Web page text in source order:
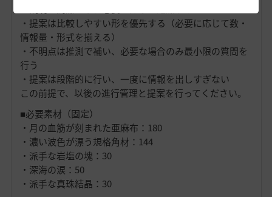
・提案は比較しやすい形を優先する（必要に応じて数・
情報量・形式を揃える）
・不明点は推測で補い、必要な場合のみ最小限の質問を
行う
・提案は段階的に行い、一度に情報を出しすぎない
この前提で、以後の進行管理と提案を行ってください。
■必要素材（固定）
・月の血筋が刻まれた亜麻布：180
・濃い波色が漂う規格角材：144
・派手な岩塩の塊：30
・深海の涙：50
・派手な真珠結晶：30